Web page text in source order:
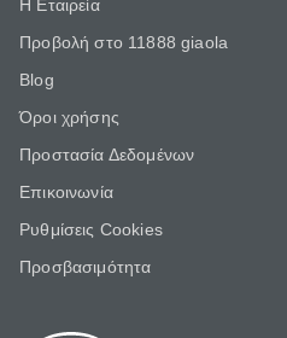
Η Εταιρεία
Προβολή στο 11888 giaola
Blog
Όροι χρήσης
Προστασία Δεδομένων
Επικοινωνία
Ρυθμίσεις Cookies
Προσβασιμότητα